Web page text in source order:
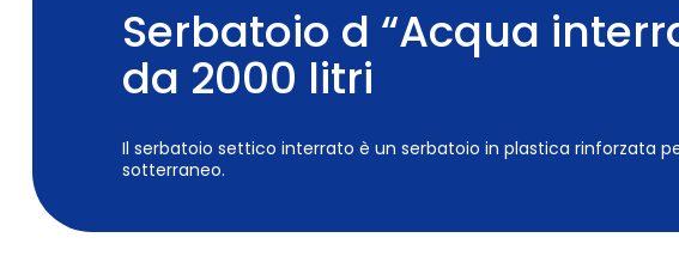
Serbatoio d “Acqua
da 2000 litri
Il serbatoio settico interrato è un serbatoio in plastica rinforzata
sotterraneo.